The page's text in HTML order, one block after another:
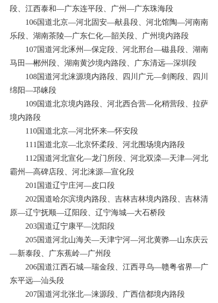
段、江西泰和—广东连平段、广州—广东珠海段
106国道北京—河北固安—献县段、河北馆陶—河南南
乐段、湖南茶陵—广东仁化—韶关段、广州境内路段
107国道河北涿州—保定段、河北邢台—磁县段、湖南
马田—郴州段、湖南黄沙境内路段、广东清远—深圳段
108国道河北涞源境内路段、四川广元—剑阁段、四川
绵阳—邛崃段
109国道北京境内路段、河北西合营—化稍营段、拉萨
境内路段
110国道北京—河北怀来—怀安段
111国道北京—北京怀柔段、河北围场境内路段
112国道河北宣化—龙门所段、河北双滦—天津—河北
霸州—高碑店段、河北涞源—宣化段
201国道辽宁庄河—皮口段
202国道哈尔滨境内路段、吉林吉林境内路段、吉林清
原—辽宁抚顺—辽阳段、辽宁海城—大石桥段
203国道辽宁康平—沈阳段
205国道河北山海关—天津宁河—河北黄骅—山东庆云
—新泰段、广东蕉岭—广州段
206国道江西石城—瑞金段、江西寻乌—赣粤省界—广
东平远—汕头段
207国道河北张北—涞源段、广西信都境内路段